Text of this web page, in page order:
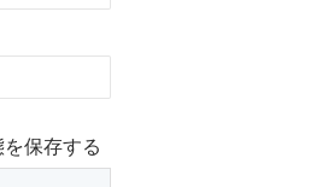
保存する